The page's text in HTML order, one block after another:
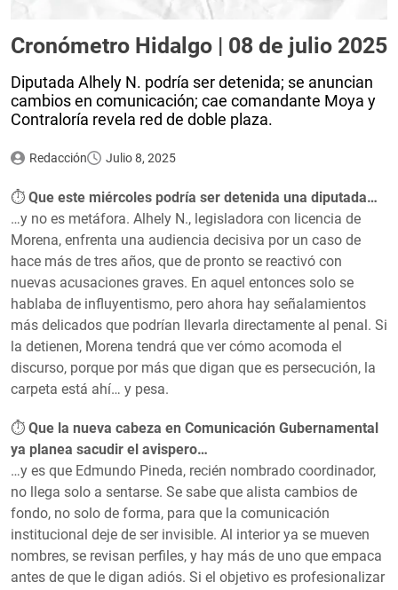
Cronómetro Hidalgo | 08 de julio 2025
Diputada Alhely N. podría ser detenida; se anuncian
cambios en comunicación; cae comandante Moya y
Contraloría revela red de doble plaza.
Redacción Julio 8, 2025
⏱ Que este miércoles podría ser detenida una diputada…
…y no es metáfora. Alhely N., legisladora con licencia de
Morena, enfrenta una audiencia decisiva por un caso de
hace más de tres años, que de pronto se reactivó con
nuevas acusaciones graves. En aquel entonces solo se
hablaba de influyentismo, pero ahora hay señalamientos
más delicados que podrían llevarla directamente al penal. Si
la detienen, Morena tendrá que ver cómo acomoda el
discurso, porque por más que digan que es persecución, la
carpeta está ahí… y pesa.
⏱ Que la nueva cabeza en Comunicación Gubernamental
ya planea sacudir el avispero…
…y es que Edmundo Pineda, recién nombrado coordinador,
no llega solo a sentarse. Se sabe que alista cambios de
fondo, no solo de forma, para que la comunicación
institucional deje de ser invisible. Al interior ya se mueven
nombres, se revisan perfiles, y hay más de uno que empaca
antes de que le digan adiós. Si el objetivo es profesionalizar